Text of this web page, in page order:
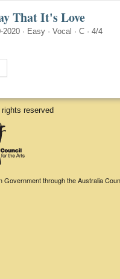
That It's Love
2020 · Easy · Vocal · C · 4/4
reserved
through the Australia